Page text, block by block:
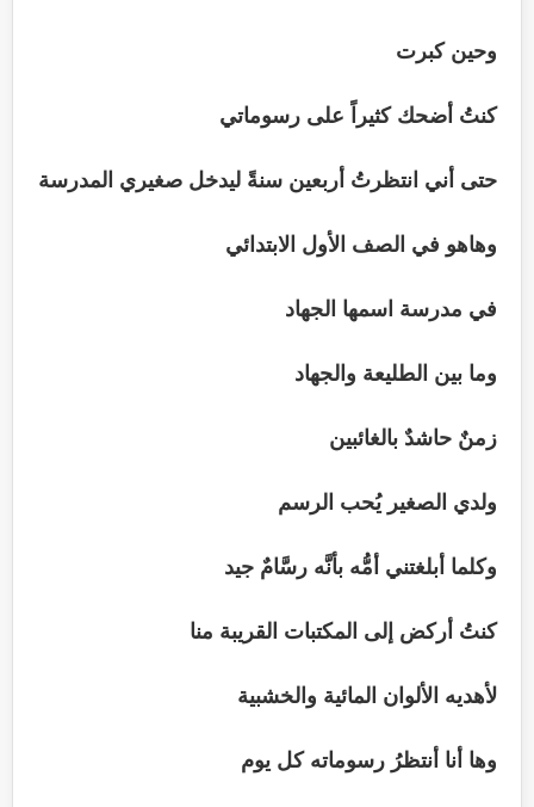
وحين كبرت
كنتُ أضحك كثيراً على رسوماتي
حتى أني انتظرتُ أربعين سنةً ليدخل صغيري المدرسة
وهاهو في الصف الأول الابتدائي
في مدرسة اسمها الجهاد
وما بين الطليعة والجهاد
زمنٌ حاشدٌ بالغائبين
ولدي الصغير يُحب الرسم
وكلما أبلغتني أمُّه بأنَّه رسَّامٌ جيد
كنتُ أركض إلى المكتبات القريبة منا
لأهديه الألوان المائية والخشبية
وها أنا أنتظرُ رسوماته كل يوم